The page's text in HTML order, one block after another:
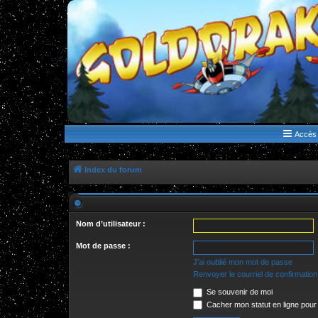
WWW.GOLDORAKGO.COM
le site de la Lune Rouge
Accès
Index du forum
Nom d’utilisateur :
Mot de passe :
J’ai oublié mon mot de passe
Renvoyer le courriel de confirmation
Se souvenir de moi
Cacher mon statut en ligne